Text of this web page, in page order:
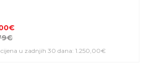
u zadnjih 30 dana: 1.250,00€